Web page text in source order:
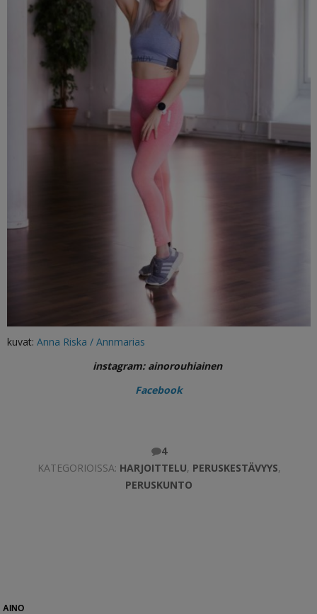
kuvat: Anna Riska / Annmarias
instagram: ainorouhiainen
Facebook
4
KATEGORIOISSA: HARJOITTELU, PERUSKESTÄVYYS,
PERUSKUNTO
AINO